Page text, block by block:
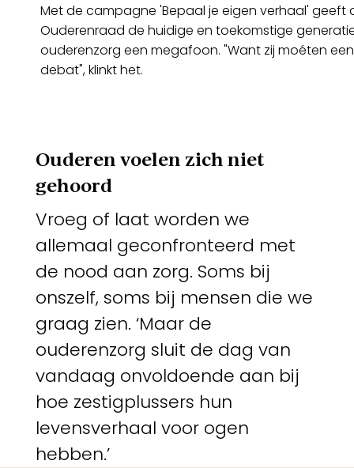
Met de campagne 'Bepaal je eigen verhaal' geeft
Ouderenraad de huidige en toekomstige
ouderenzorg een megafoon. "Want zij moéten
debat", klinkt het.
Ouderen voelen zich niet
gehoord
Vroeg of laat worden we
allemaal geconfronteerd met
de nood aan zorg. Soms bij
onszelf, soms bij mensen die we
graag zien. ‘Maar de
ouderenzorg sluit de dag van
vandaag onvoldoende aan bij
hoe zestigplussers hun
levensverhaal voor ogen
hebben.’